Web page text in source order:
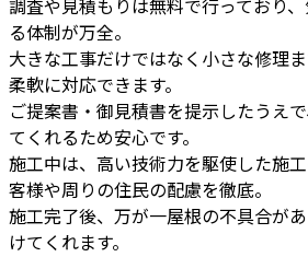
調査や見積もりは無料で行っており
る体制が万全。
大きな工事だけではなく小さな修理
柔軟に対応できます。
ご提案書・御見積書を提示したうえ
てくれるため安心です。
施工中は、高い技術力を駆使した施
客様や周りの住民の配慮を徹底。
施工完了後、万が一屋根の不具合が
けてくれます。